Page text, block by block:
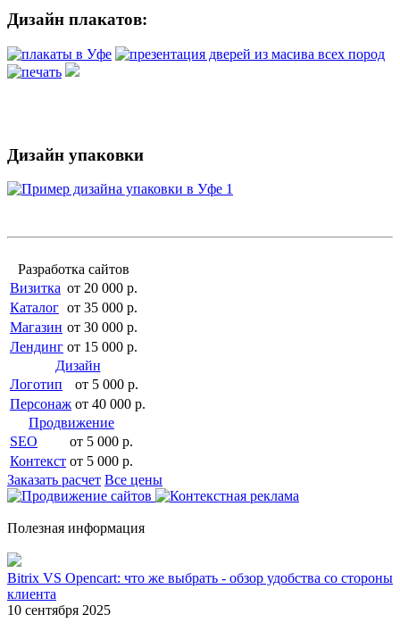
Дизайн плакатов:
Дизайн упаковки
Разработка сайтов
Визитка от 20 000 р.
Каталог от 35 000 р.
Магазин от 30 000 р.
Лендинг от 15 000 р.
Дизайн
Логотип
от 5 000 р.
Персонаж от 40 000 р.
Продвижение
SEO
от 5 000 р.
Контекст от 5 000 р.
Заказать расчет Все цены
Полезная информация
Bitrix VS Opencart: что же выбрать - обзор удобства со стороны
клиента
10 сентября 2025